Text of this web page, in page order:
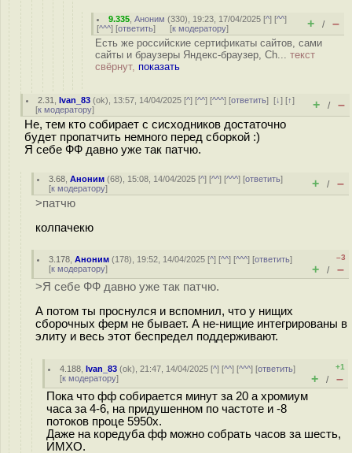
9.335 ,Аноним (330), 19:23, 17/04/2025 [^] [^^]
[^^^] [ответить] [к модератору] + / –
Есть же российские сертификаты сайтов, сами
сайты и браузеры Яндекс-браузер, Ch... текст
свёрнут, показать
2.31 ,Ivan_83 (ok), 13:57, 14/04/2025 [^] [^^] [^^^] [ответить][↓] [↑]
[к модератору] + / –
Не, тем кто собирает с сисходников достаточно
будет пропатчить немного перед сборкой :)
Я себе ФФ давно уже так патчю.
3.68 ,Аноним (68), 15:08, 14/04/2025 [^] [^^] [^^^] [ответить]
[к модератору] + / –
>патчю
колпачекю
3.178 ,Аноним (178), 19:52, 14/04/2025 [^] [^^] [^^^] [ответить]
[к модератору]
–3
+ / –
>Я себе ФФ давно уже так патчю.
А потом ты проснулся и вспомнил, что у нищих
сборочных ферм не бывает. А не-нищие интегрированы в
элиту и весь этот беспредел поддерживают.
4.188 ,Ivan_83 (ok), 21:47, 14/04/2025 [^] [^^] [^^^] [ответить]
[к модератору]
+1
+ / –
Пока что фф собирается минут за 20 а хромиум
часа за 4-6, на придушенном по частоте и -8
потоков проце 5950x.
Даже на коредуба фф можно собрать часов за шесть,
ИМХО.